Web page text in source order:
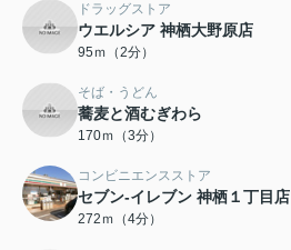
ドラッグストア
ウエルシア 神栖大野原店
95ｍ（2分）
そば・うどん
蕎麦と酒むぎわら
170ｍ（3分）
コンビニエンスストア
セブン‐イレブン 神栖１丁目店
272ｍ（4分）